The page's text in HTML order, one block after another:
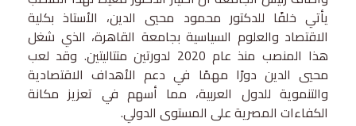
يأتي خلفًا للدكتور محمود محيي الدين، الأستاذ بكلية
الاقتصاد والعلوم السياسية بجامعة القاهرة، الذي شغل
هذا المنصب منذ عام 2020 لدورتين متتاليتين. وقد لعب
محيي الدين دورًا مهمًا في دعم الأهداف الاقتصادية
والتنموية للدول العربية، مما أسهم في تعزيز مكانة
الكفاءات المصرية على المستوى الدولي.